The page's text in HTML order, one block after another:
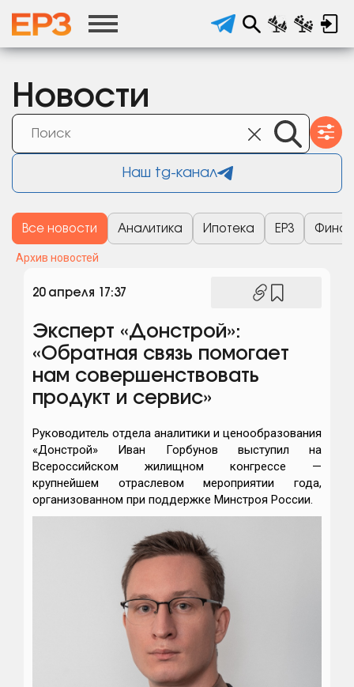
Новости
Наш tg-канал
Все новости Аналитика Ипотека ЕРЗ
Архив новостей
20 апреля 17:37
Эксперт «Донстрой»:
«Обратная связь помогает
нам совершенствовать
продукт и сервис»
Руководитель отдела аналитики и ценообразования
«Донстрой» Иван Горбунов выступил на
Всероссийском жилищном конгрессе —
крупнейшем отраслевом мероприятии года,
организованном при поддержке Минстроя России.